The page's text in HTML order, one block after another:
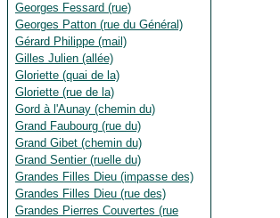
Georges Fessard (rue)
Georges Patton (rue du Général)
Gérard Philippe (mail)
Gilles Julien (allée)
Gloriette (quai de la)
Gloriette (rue de la)
Gord à l'Aunay (chemin du)
Grand Faubourg (rue du)
Grand Gibet (chemin du)
Grand Sentier (ruelle du)
Grandes Filles Dieu (impasse des)
Grandes Filles Dieu (rue des)
Grandes Pierres Couvertes (rue